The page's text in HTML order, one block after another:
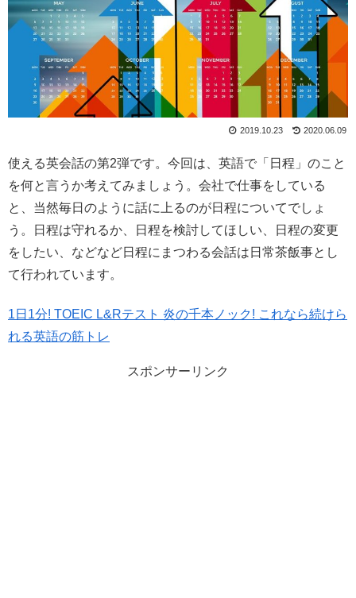
2020.06.09
2019.10.23
使える英会話の第2弾です。今回は、英語で「日程」のこと
を何と言うか考えてみましょう。会社で仕事をしている
と、当然毎日のように話に上るのが日程についてでしょ
う。日程は守れるか、日程を検討してほしい、日程の変更
をしたい、などなど日程にまつわる会話は日常茶飯事とし
て行われています。
1日1分! TOEIC L&Rテスト 炎の千本ノック! これなら続けら
れる英語の筋トレ
スポンサーリンク